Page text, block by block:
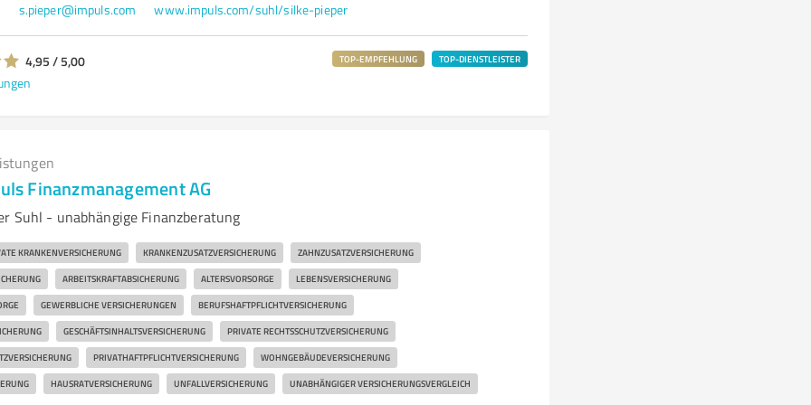
s.pieper@impuls.com www.impuls.com/suhl/silke-pieper
4,95 / 5,00
TOP-EMPFEHLUNG TOP-DIENSTLEISTER
Finanzmanagement AG
Suhl - unabhängige Finanzberatung
KRANKENVERSICHERUNG KRANKENZUSATZVERSICHERUNG ZAHNZUSATZVERSICHERUNG
ARBEITSKRAFTABSICHERUNG ALTERSVORSORGE LEBENSVERSICHERUNG
GEWERBLICHE VERSICHERUNGEN BERUFSHAFTPFLICHTVERSICHERUNG
GESCHÄFTSINHALTSVERSICHERUNG PRIVATE RECHTSSCHUTZVERSICHERUNG
PRIVATHAFTPFLICHTVERSICHERUNG WOHNGEBÄUDEVERSICHERUNG
HAUSRATVERSICHERUNG UNFALLVERSICHERUNG UNABHÄNGIGER VERSICHERUNGSVERGLEICH